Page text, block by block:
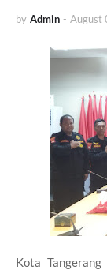
by Admin - August
Kota